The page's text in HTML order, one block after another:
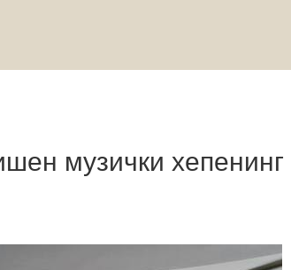
музички хепенинг